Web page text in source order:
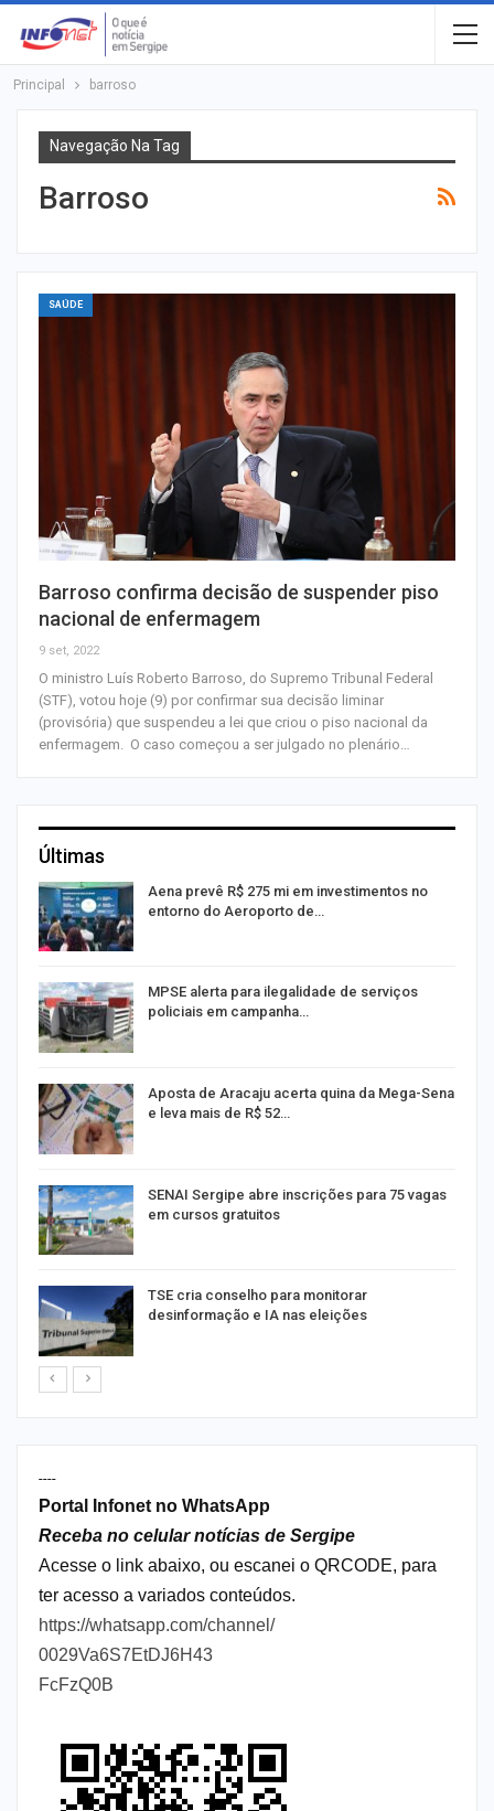
Principal barroso
Navegação Na Tag
Barroso
SAÚDE
Barroso confirma decisão de suspender piso
nacional de enfermagem
9 set, 2022
O ministro Luís Roberto Barroso, do Supremo Tribunal Federal
(STF), votou hoje (9) por confirmar sua decisão liminar
(provisória) que suspendeu a lei que criou o piso nacional da
enfermagem. O caso começou a ser julgado no plenário…
Últimas
Aena prevê R$ 275 mi em investimentos no
entorno do Aeroporto de…
MPSE alerta para ilegalidade de serviços
policiais em campanha…
Aposta de Aracaju acerta quina da Mega-Sena
e leva mais de R$ 52…
SENAI Sergipe abre inscrições para 75 vagas
em cursos gratuitos
TSE cria conselho para monitorar
desinformação e IA nas eleições
----
Portal Infonet no WhatsApp
Receba no celular notícias de Sergipe
Acesse o link abaixo, ou escanei o QRCODE, para
ter acesso a variados conteúdos.
https://whatsapp.com/channel/
0029Va6S7EtDJ6H43
FcFzQ0B